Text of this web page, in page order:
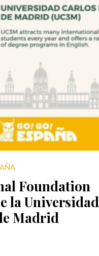
Foundation
la Universidad
Madrid